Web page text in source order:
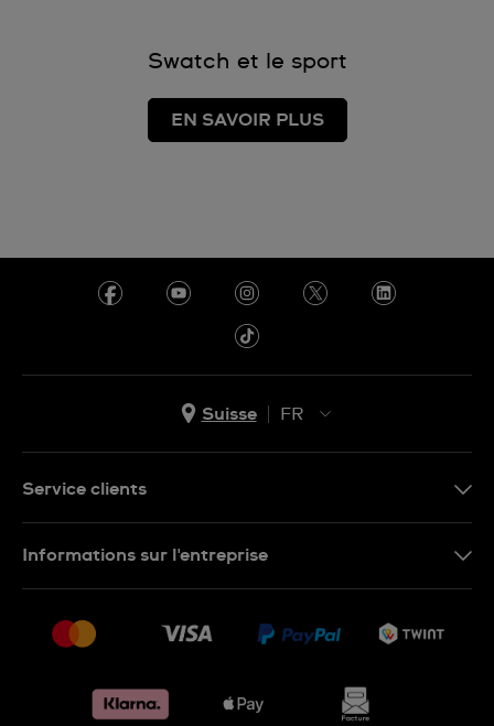
Swatch et le sport
EN SAVOIR PLUS
Suisse
FR
IT
Service clients
Retours
Conditions de vente
Informations sur l'entreprise
Jobs